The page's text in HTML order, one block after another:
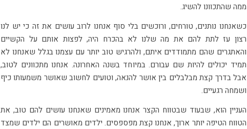
ממה שהתכוונו להשיג.
כשאנחנו נותנים, טורחים, ורוכשים בלי סוף אנחנו לרוב עושים את זה כי יש לנו
רצון עז לתת להם את מה שלנו לא בהכרח היה, לפצות אותם על הקשיים
והאתגרים שהם מתמודדים איתם, ולהרגיש טוב יותר עם עצמנו בגלל שאנחנו לא
תמיד יכולים להיות שם עבורם. במיוחד בשנה האחרונה. אנחנו מתכוונים לטוב,
אבל בדרך קצת מבלבלים בין אושר להנאה, וטועים לחשוב שאושר משמעותו כיף
ושמחה רגעיים.
העניין הוא, שבעוד שבטווח הקצר אנחנו מאמינים שאנחנו עושים להם טוב, את
הטווח הטיפה יותר ארוך, אנחנו קצת מפספסים. ילדים מאושרים הם ילדים שמצד